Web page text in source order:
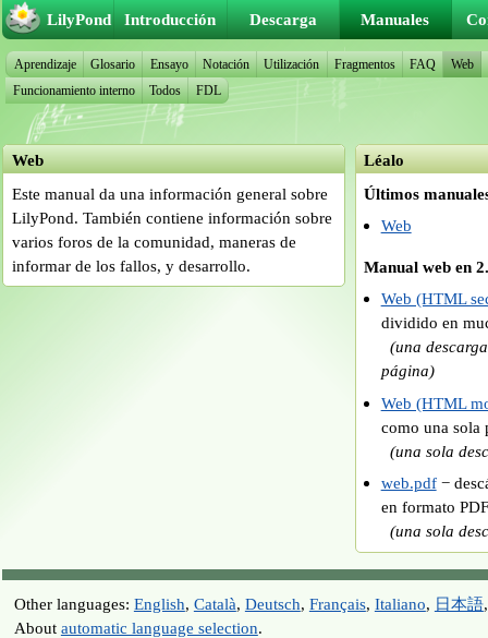
Web
Este manual da una información general sobre
LilyPond. También contiene información sobre
varios foros de la comunidad, maneras de
informar de los fallos, y desarrollo.
Léalo
Últimos
Web
Manual web en
Web (HTML
dividido en
(una
página)
Web (HTML
como una sola
(una sola
web.pdf−
en formato
(una sola
Other languages: English, Català, Deutsch, Français, Italiano, 日本語
About automatic language selection.
LilyPond Introducción Descarga Manuales
Aprendizaje Glosario Ensayo Notación Utilización Fragmentos FAQ
Web
Funcionamiento interno
Todos FDL